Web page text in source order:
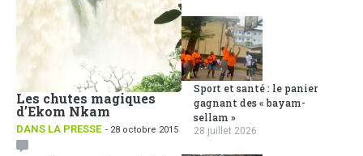
Les chutes magiques
d’Ekom Nkam
DANS LA PRESSE - 28 octobre 2015
Sport et santé : le panier
gagnant des « bayam-
sellam »
28 juillet 2026